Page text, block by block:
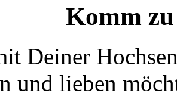
Komm
Deiner
und lieben